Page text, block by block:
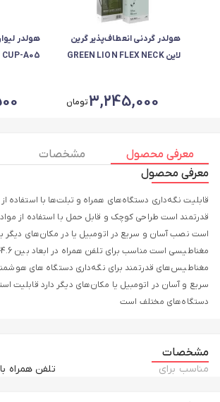
هولدر گردنی انعطاف‌پذیر گرین
لاین GREEN LION FLEX NECK
3,245,000تومان
هولدر
CUP-A05
معرفی محصول مشخصات
معرفی محصول
قابلیت نگه‌داری دستگاه‌های همراه و تبلت‌ها با استفاده
قدرتمند است طراحی کوچک و قابل حمل با استفاده از
است نصب آسان و سریع در اتومبیل یا در مکان‌های دیگر
مغناطیس‌های قدرتمند برای نگه‌داری دستگاه های
سریع و آسان در اتومبیل یا مکان‌های دیگر دارد قابلیت
دستگاه‌های مختلف است
مشخصات
مناسب برای تلفن همراه با ابعاد 4.7